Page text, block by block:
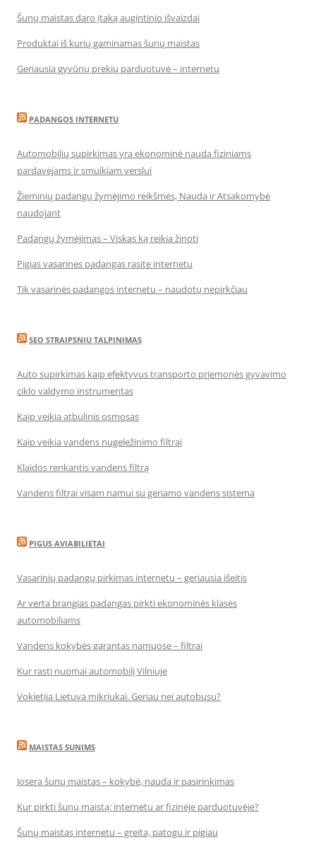
Šunų maistas daro įtaką augintinio išvaizdai
Produktai iš kurių gaminamas šunų maistas
Geriausia gyvūnų prekių parduotuvė – internetu
PADANGOS INTERNETU
Automobilių supirkimas yra ekonominė nauda fiziniams
pardavėjams ir smulkiam verslui
Žieminių padangų žymėjimo reikšmės, Nauda ir Atsakomybė
naudojant
Padangų žymėjimas – Viskas ką reikia žinoti
Pigias vasarines padangas rasite internetu
Tik vasarinės padangos internetu – naudotų nepirkčiau
SEO STRAIPSNIU TALPINIMAS
Auto supirkimas kaip efektyvus transporto priemonės gyvavimo
ciklo valdymo instrumentas
Kaip veikia atbulinis osmosas
Kaip veikia vandens nugeležinimo filtrai
Klaidos renkantis vandens filtrą
Vandens filtrai visam namui su geriamo vandens sistema
PIGUS AVIABILIETAI
Vasarinių padangų pirkimas internetu – geriausia išeitis
Ar verta brangias padangas pirkti ekonominės klasės
automobiliams
Vandens kokybės garantas namuose – filtrai
Kur rasti nuomai automobilį Vilniuje
Vokietija Lietuva mikriukai. Geriau nei autobusu?
MAISTAS SUNIMS
Josera šunų maistas – kokybė, nauda ir pasirinkimas
Kur pirkti šunų maistą: internetu ar fizinėje parduotuvėje?
Šunų maistas internetu – greita, patogu ir pigiau